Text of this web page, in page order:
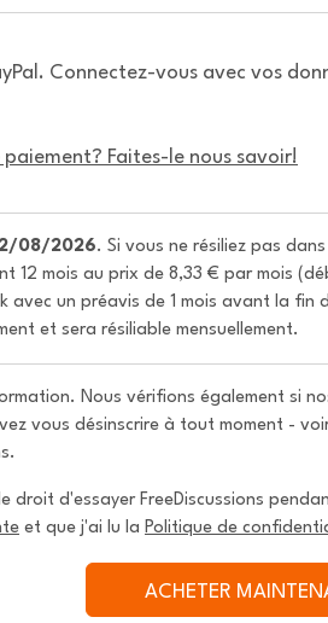
Connectez-vous avec vos
Faites-le nous savoir!
08/2026. Si vous ne résiliez pas
12 mois au prix de 8,33 € par mois
avec un préavis de 1 mois avant la fin
et sera résiliable mensuellement.
Nous vérifions également si
vous désinscrire à tout moment -
droit d'essayer FreeDiscussions
et que j'ai lu la Politique de
ACHETER